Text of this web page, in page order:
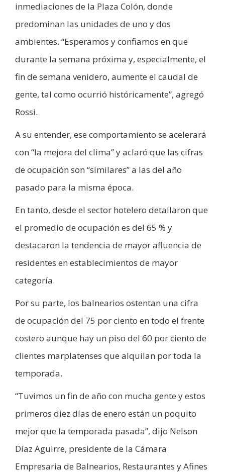
inmediaciones de la Plaza Colón, donde
predominan las unidades de uno y dos
ambientes. “Esperamos y confiamos en que
durante la semana próxima y, especialmente, el
fin de semana venidero, aumente el caudal de
gente, tal como ocurrió históricamente”, agregó
Rossi.
A su entender, ese comportamiento se acelerará
con “la mejora del clima” y aclaró que las cifras
de ocupación son “similares” a las del año
pasado para la misma época.
En tanto, desde el sector hotelero detallaron que
el promedio de ocupación es del 65 % y
destacaron la tendencia de mayor afluencia de
residentes en establecimientos de mayor
categoría.
Por su parte, los balnearios ostentan una cifra
de ocupación del 75 por ciento en todo el frente
costero aunque hay un piso del 60 por ciento de
clientes marplatenses que alquilan por toda la
temporada.
“Tuvimos un fin de año con mucha gente y estos
primeros diez días de enero están un poquito
mejor que la temporada pasada”, dijo Nelson
Díaz Aguirre, presidente de la Cámara
Empresaria de Balnearios, Restaurantes y Afines